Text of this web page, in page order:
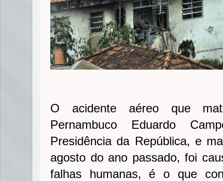
O acidente aéreo que
Pernambuco Eduardo
Presidência da República, e
agosto do ano passado, foi
falhas humanas, é o que